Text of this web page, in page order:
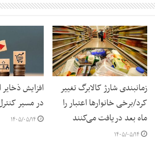
زمانبندی شارژ کالابرگ تغییر
کرد/برخی خانوارها اعتبار را
ماه بعد دریافت می‌کنند
۱۴۰۵/۰۵/۱۴
افزایش
در مسیر
۱۴۰۵/۰۵/۱۴